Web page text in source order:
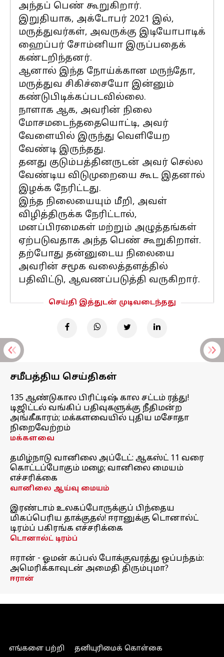
அந்தப் பெண் கூறுகிறார்.
இறுதியாக, அக்டோபர் 2021 இல்,
மருத்துவர்கள், அவருக்கு இடியோபாடிக்
ஹைப்பர் சோம்னியா இருப்பதைக்
கண்டறிந்தனர்.
ஆனால் இந்த நோய்க்கான மருந்தோ,
மருத்துவ சிகிச்சையோ இன்னும்
கண்டுபிடிக்கப்படவில்லை.
நாளாக ஆக, அவரின் நிலை
மோசமடைந்ததையொட்டி, அவர்
வேளையில் இருந்து வெளியேற
வேண்டி இருந்தது.
தனது குடும்பத்தினருடன் அவர் செல்ல
வேண்டிய விடுமுறையை கூட இதனால்
இழக்க நேரிட்டது.
இந்த நிலையையும் மீறி, அவள்
விழித்திருக்க நேரிட்டால்,
மனப்பிரமைகள் மற்றும் அழுத்தங்கள்
ஏற்படுவதாக அந்த பெண் கூறுகிறாள்.
தற்போது தன்னுடைய நிலையை
அவரின் சமூக வலைத்தளத்தில்
பதிவிட்டு, ஆவணப்படுத்தி வருகிறார்.
செய்தி இத்துடன் முடிவடைந்தது
சமீபத்திய செய்திகள்
135 ஆண்டுகால பிரிட்டிஷ் கால சட்டம் ரத்து!
டிஜிட்டல் வங்கிப் பதிவுகளுக்கு நீதிமன்ற
அங்கீகாரம்; மக்களவையில் புதிய மசோதா
நிறைவேற்றம்
மக்களவை
தமிழ்நாடு வானிலை அப்டேட்: ஆகஸ்ட் 11 வரை
கொட்டப்போகும் மழை; வானிலை மையம்
எச்சரிக்கை
வானிலை ஆய்வு மையம்
இரண்டாம் உலகப்போருக்குப் பிந்தைய
மிகப்பெரிய தாக்குதல்! ஈரானுக்கு டொனால்ட்
டிரம்ப் பகிரங்க எச்சரிக்கை
டொனால்ட் டிரம்ப்
ஈரான் - ஓமன் கப்பல் போக்குவரத்து ஒப்பந்தம்:
அமெரிக்காவுடன் அமைதி திரும்புமா?
ஈரான்
எங்களை பற்றி தனியுரிமைக் கொள்கை